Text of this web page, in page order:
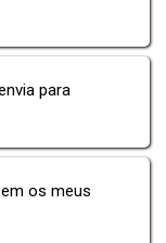
para
os meus